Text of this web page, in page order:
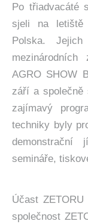
Po třiadvacáté
sjeli na letiště
Polska.
AGRO SHOW
září a společně
zajímavý
techniky byly
demonstrační
semináře,
Účast
společnost